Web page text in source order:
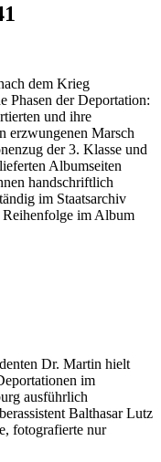
dem Krieg
Phasen der Deportation:
und ihre
erzwungenen Marsch
der 3. Klasse und
Albumseiten
handschriftlich
im Staatsarchiv
im Album
Dr. Martin hielt
im
ausführlich
Balthasar Lutz
fotografierte nur